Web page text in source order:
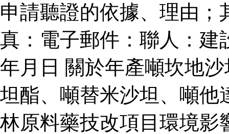
申請聽證的依據、理由
真：電子郵件：聯人：建
年月日 關於年產噸坎地
坦酯、噸替米沙坦、噸他
林原料藥技改項目環境影